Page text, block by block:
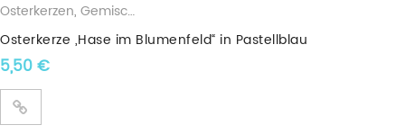
Osterkerzen, Gemischte Wachskerzen
Osterkerze „Hase im Blumenfeld“ in Pastellblau
5,50€